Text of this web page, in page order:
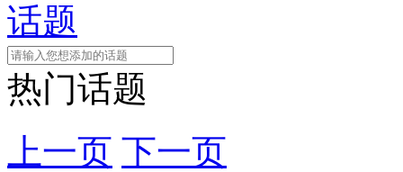
话题
热门话题
上一页 下一页